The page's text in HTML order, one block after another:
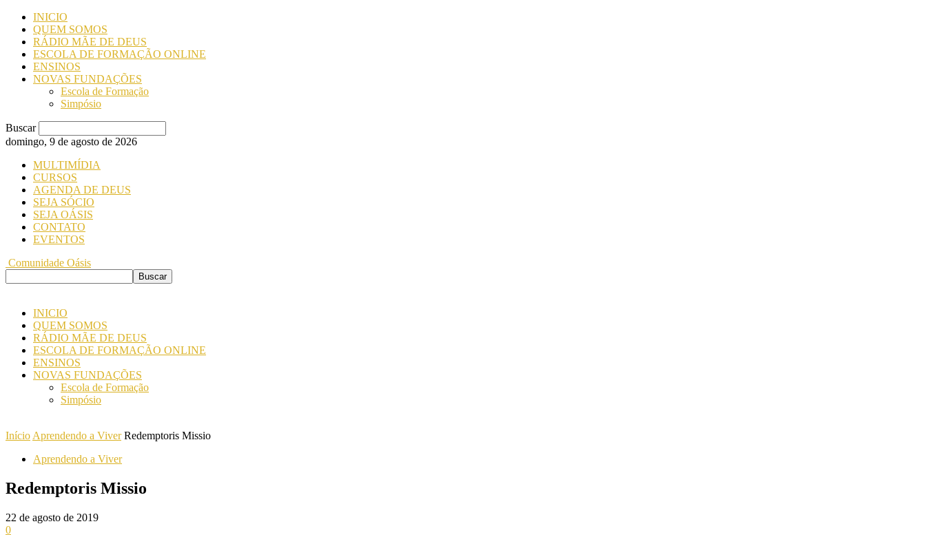
INICIO
QUEM SOMOS
RÁDIO MÃE DE DEUS
ESCOLA DE FORMAÇÃO ONLINE
ENSINOS
NOVAS FUNDAÇÕES
Escola de Formação
Simpósio
Buscar
domingo, 9 de agosto de 2026
MULTIMÍDIA
CURSOS
AGENDA DE DEUS
SEJA SÓCIO
SEJA OÁSIS
CONTATO
EVENTOS
Comunidade Oásis
INICIO
QUEM SOMOS
RÁDIO MÃE DE DEUS
ESCOLA DE FORMAÇÃO ONLINE
ENSINOS
NOVAS FUNDAÇÕES
Escola de Formação
Simpósio
Início Aprendendo a Viver Redemptoris Missio
Aprendendo a Viver
Redemptoris Missio
22 de agosto de 2019
0